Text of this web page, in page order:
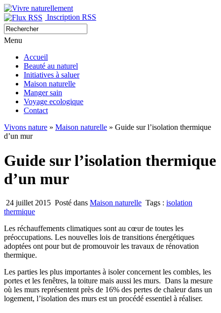
Inscription RSS
Menu
Accueil
Beauté au naturel
Initiatives à saluer
Maison naturelle
Manger sain
Voyage ecologique
Contact
Vivons nature » Maison naturelle » Guide sur l’isolation thermique
d’un mur
Guide sur l’isolation thermique
d’un mur
24 juillet 2015 Posté dans Maison naturelle Tags : isolation
thermique
Les réchauffements climatiques sont au cœur de toutes les
préoccupations. Les nouvelles lois de transitions énergétiques
adoptées ont pour but de promouvoir les travaux de rénovation
thermique.
Les parties les plus importantes à isoler concernent les combles, les
portes et les fenêtres, la toiture mais aussi les murs. Dans la mesure
où les murs représentent près de 16% des pertes de chaleur dans un
logement, l’isolation des murs est un procédé essentiel à réaliser.